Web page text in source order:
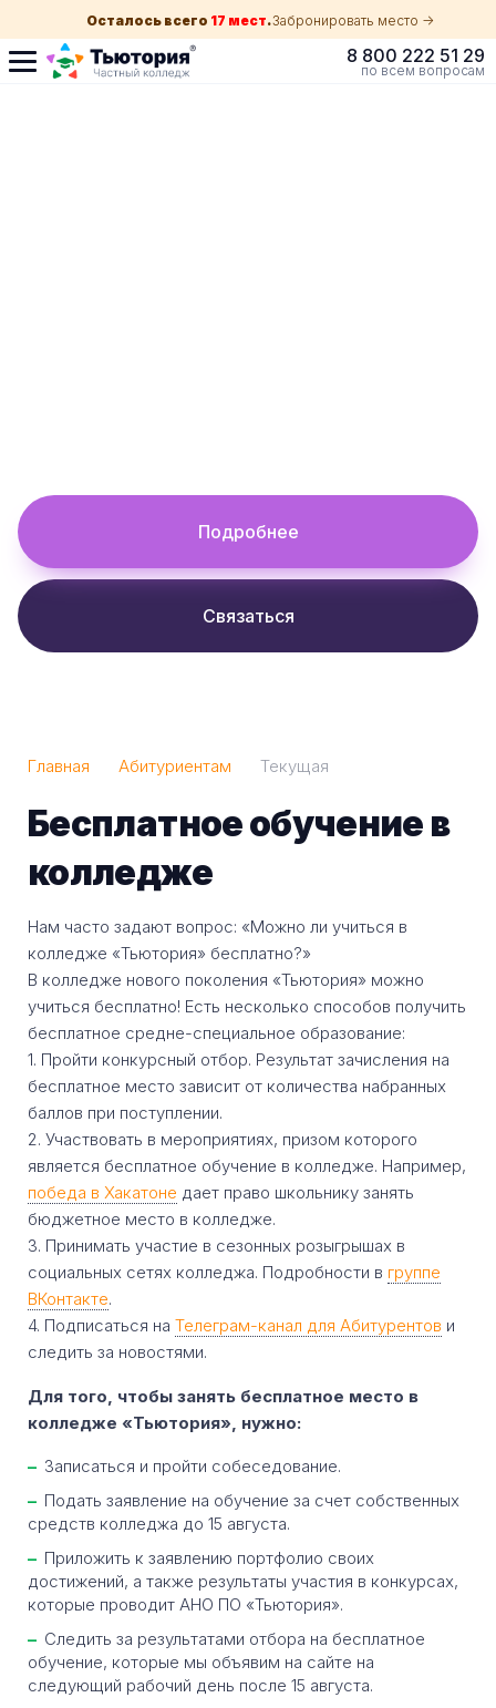
Осталось всего 17 мест.Забронировать место ->
8 800 222 51 29
по всем вопросам
Подробнее
Связаться
Главная Абитуриентам Текущая
Бесплатное обучение в
колледже
Нам часто задают вопрос: «Можно ли учиться в
колледже «Тьютория» бесплатно?»
В колледже нового поколения «Тьютория» можно
учиться бесплатно! Есть несколько способов получить
бесплатное средне-специальное образование:
1. Пройти конкурсный отбор. Результат зачисления на
бесплатное место зависит от количества набранных
баллов при поступлении.
2. Участвовать в мероприятиях, призом которого
является бесплатное обучение в колледже. Например,
победа в Хакатоне дает право школьнику занять
бюджетное место в колледже.
3. Принимать участие в сезонных розыгрышах в
социальных сетях колледжа. Подробности в группе
ВКонтакте.
4. Подписаться на Телеграм-канал для Абитурентов и
следить за новостями.
Для того, чтобы занять бесплатное место в
колледже «Тьютория», нужно:
Записаться и пройти собеседование.
Подать заявление на обучение за счет собственных
средств колледжа до 15 августа.
Приложить к заявлению портфолио своих
достижений, а также результаты участия в конкурсах,
которые проводит АНО ПО «Тьютория».
Следить за результатами отбора на бесплатное
обучение, которые мы объявим на сайте на
следующий рабочий день после 15 августа.